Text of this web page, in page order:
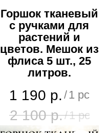
Горшок тканевый
с ручками для
растений и
цветов. Мешок из
флиса 5 шт., 25
литров.
1 190 р. /1 pc
2 100 р./1 pc